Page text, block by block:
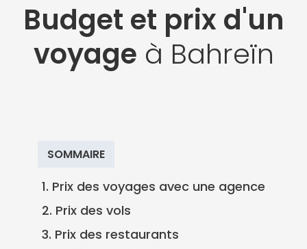
Budget et prix d'un
voyage à Bahreïn
SOMMAIRE
1. Prix des voyages avec une agence
2. Prix des vols
3. Prix des restaurants